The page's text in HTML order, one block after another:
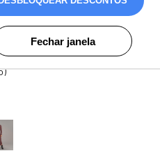
Fechar janela
o inverno